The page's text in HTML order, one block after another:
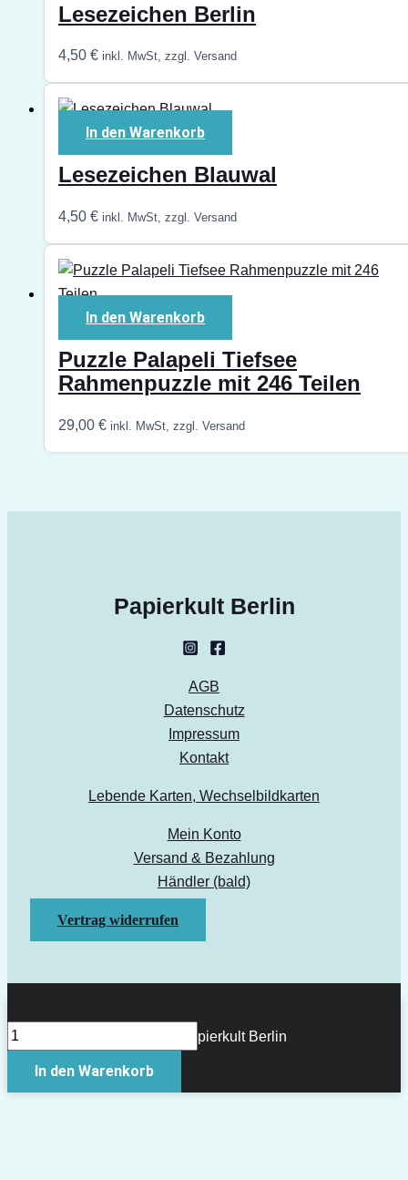
Lesezeichen Berlin
4,50 € inkl. MwSt, zzgl. Versand
In den Warenkorb
Lesezeichen Blauwal
4,50 € inkl. MwSt, zzgl. Versand
In den Warenkorb
Puzzle Palapeli Tiefsee
Rahmenpuzzle mit 246 Teilen
29,00 € inkl. MwSt, zzgl. Versand
Papierkult Berlin
AGB
Datenschutz
Impressum
Kontakt
Lebende Karten, Wechselbildkarten
Mein Konto
Versand & Bezahlung
Händler (bald)
Vertrag widerrufen
Copyright © 2026 Papierkult Berlin
In den Warenkorb